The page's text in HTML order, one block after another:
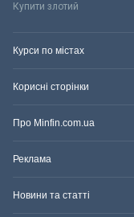
Купити злотий
Курси по містах
Корисні сторінки
Про Minfin.com.ua
Реклама
Новини та статті